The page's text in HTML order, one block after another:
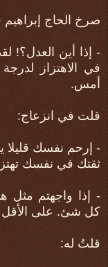
صرخ الحاج
- إذا أين العدل؟!
في الاهتزاز
أمس.
قلت في انزعاج:
- إرحم نفسك قليلا
ثقتك في نفسك
- إذا واجهتم مثل
كل شئ. على الأقل
قلتُ له: